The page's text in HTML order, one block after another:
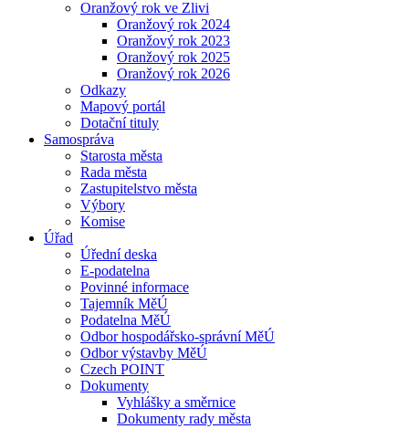
Oranžový rok ve Zlivi
Oranžový rok 2024
Oranžový rok 2023
Oranžový rok 2025
Oranžový rok 2026
Odkazy
Mapový portál
Dotační tituly
Samospráva
Starosta města
Rada města
Zastupitelstvo města
Výbory
Komise
Úřad
Úřední deska
E-podatelna
Povinné informace
Tajemník MěÚ
Podatelna MěÚ
Odbor hospodářsko-správní MěÚ
Odbor výstavby MěÚ
Czech POINT
Dokumenty
Vyhlášky a směrnice
Dokumenty rady města